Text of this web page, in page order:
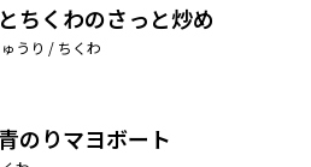
ちくわのさっと炒め
うり / ちくわ
のりマヨボート